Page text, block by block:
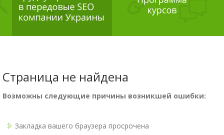
Страница не найдена
Возможны следующие причины возникшей ошибки:
Закладка вашего браузера просрочена